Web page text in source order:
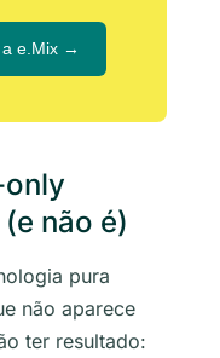
a e.Mix →
não é)
pura
não aparece
ter resultado: